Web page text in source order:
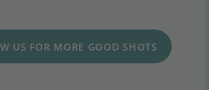
US FOR MORE GOOD SHOTS